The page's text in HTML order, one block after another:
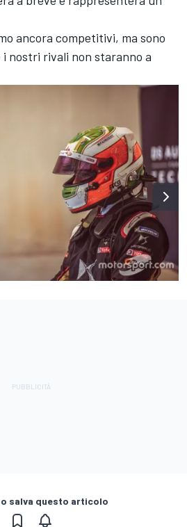
ancora competitivi, ma sono
nostri rivali non staranno a
salva questo articolo